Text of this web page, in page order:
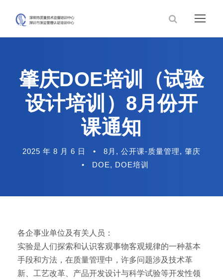
肇庆DOE培训（试验
设计培训）8月份开
课通知
2025 年 8 月 6 日 • 8月 , 公开课-质量管理, 肇庆
•
DOE, DOE培训
各企事业单位及有关人员：
实验是人们探索和认识客观事物客观规律的一种基本
手段和方法，在质量管理中，许多问题涉及技术革
新、工艺改革、产品开发设计与科学试验等开发性领